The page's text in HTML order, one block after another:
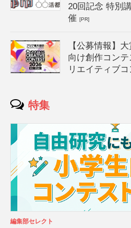
20回記念 特別
催[PR]
【公募情報】
向け創作コン
リエイティブ
特集
編集部セレクト